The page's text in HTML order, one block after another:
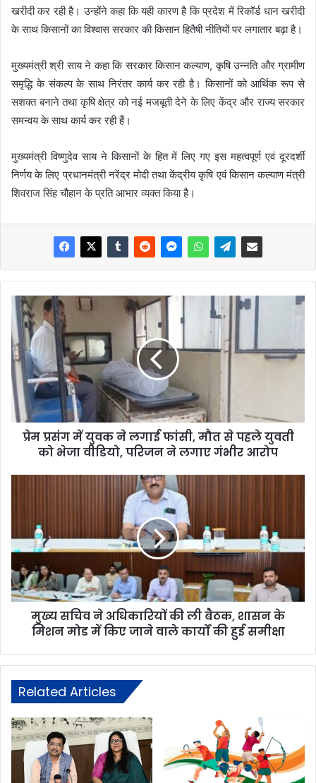
खरीदी कर रही है। उन्होंने कहा कि यही कारण है कि प्रदेश में रिकॉर्ड धान खरीदी
के साथ किसानों का विश्वास सरकार की किसान हितैषी नीतियों पर लगातार बढ़ा है।
मुख्यमंत्री श्री साय ने कहा कि सरकार किसान कल्याण, कृषि उन्नति और ग्रामीण
समृद्धि के संकल्प के साथ निरंतर कार्य कर रही है। किसानों को आर्थिक रूप से
सशक्त बनाने तथा कृषि क्षेत्र को नई मजबूती देने के लिए केंद्र और राज्य सरकार
समन्वय के साथ कार्य कर रही हैं।
मुख्यमंत्री विष्णुदेव साय ने किसानों के हित में लिए गए इस महत्वपूर्ण एवं दूरदर्शी
निर्णय के लिए प्रधानमंत्री नरेंद्र मोदी तथा केंद्रीय कृषि एवं किसान कल्याण मंत्री
शिवराज सिंह चौहान के प्रति आभार व्यक्त किया है।
प्रेम प्रसंग में युवक ने लगाई फांसी, मौत से पहले युवती
को भेजा वीडियो, परिजन ने लगाए गंभीर आरोप
मुख्य सचिव ने अधिकारियों की ली बैठक, शासन के
मिशन मोड में किए जाने वाले कार्यों की हुई समीक्षा
Related Articles